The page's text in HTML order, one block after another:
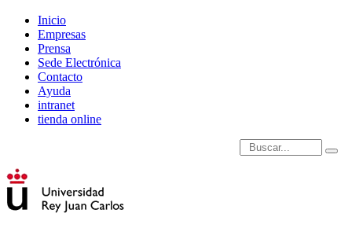
Inicio
Empresas
Prensa
Sede Electrónica
Contacto
Ayuda
intranet
tienda online
Introduce términos de